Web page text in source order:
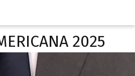
2025